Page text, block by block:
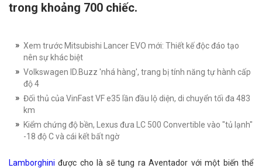
trong khoảng 700 chiếc.
Xem trước Mitsubishi Lancer EVO mới: Thiết kế độc đáo tạo
nên sự khác biệt
Volkswagen ID.Buzz 'nhá hàng', trang bị tính năng tự hành cấp
độ 4
Đối thủ của VinFast VF e35 lần đầu lộ diện, di chuyển tối đa 483
km
Kiểm chứng độ bền, Lexus đưa LC 500 Convertible vào "tủ lạnh"
-18 độ C và cái kết bất ngờ
Lamborghini được cho là sẽ tung ra Aventador với một biến thể